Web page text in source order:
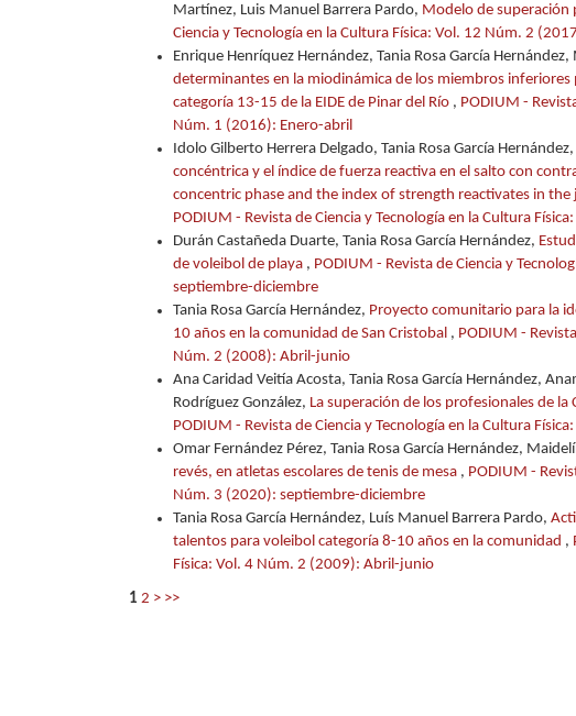
Martínez, Luis Manuel Barrera Pardo, Modelo de superación
Ciencia y Tecnología en la Cultura Física: Vol. 12 Núm. 2
Enrique Henríquez Hernández, Tania Rosa García
determinantes en la miodinámica de los miembros inferiores
categoría 13-15 de la EIDE de Pinar del Río , PODIUM -
Núm. 1 (2016): Enero-abril
Idolo Gilberto Herrera Delgado, Tania Rosa García Hernández,
concéntrica y el índice de fuerza reactiva en el salto con
concentric phase and the index of strength reactivates in
PODIUM - Revista de Ciencia y Tecnología en la Cultura
Durán Castañeda Duarte, Tania Rosa García Hernández,
de voleibol de playa , PODIUM - Revista de Ciencia y
septiembre-diciembre
Tania Rosa García Hernández, Proyecto comunitario para la
10 años en la comunidad de San Cristobal , PODIUM -
Núm. 2 (2008): Abril-junio
Ana Caridad Veitía Acosta, Tania Rosa García Hernández,
Rodríguez González, La superación de los profesionales de
PODIUM - Revista de Ciencia y Tecnología en la Cultura
Omar Fernández Pérez, Tania Rosa García Hernández,
revés, en atletas escolares de tenis de mesa , PODIUM -
Núm. 3 (2020): septiembre-diciembre
Tania Rosa García Hernández, Luís Manuel Barrera Pardo,
talentos para voleibol categoría 8-10 años en la comunidad ,
Física: Vol. 4 Núm. 2 (2009): Abril-junio
1 2 > >>